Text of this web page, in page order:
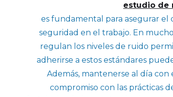
estudio de
es fundamental para asegurar el
seguridad en el trabajo. En
regulan los niveles de ruido
adherirse a estos estándares
Además, mantenerse al día
compromiso con las prácticas